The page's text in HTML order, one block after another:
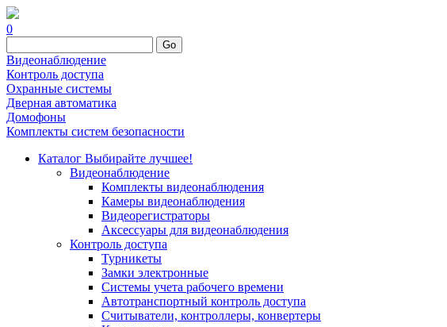
0
Go
Видеонаблюдение
Контроль доступа
Охранные системы
Дверная автоматика
Домофоны
Комплекты систем безопасности
Каталог Выбирайте лучшее!
Видеонаблюдение
Комплекты видеонаблюдения
Камеры видеонаблюдения
Видеорегистраторы
Аксессуары для видеонаблюдения
Контроль доступа
Турникеты
Замки электронные
Системы учета рабочего времени
Автотранспортный контроль доступа
Считыватели, контроллеры, конвертеры